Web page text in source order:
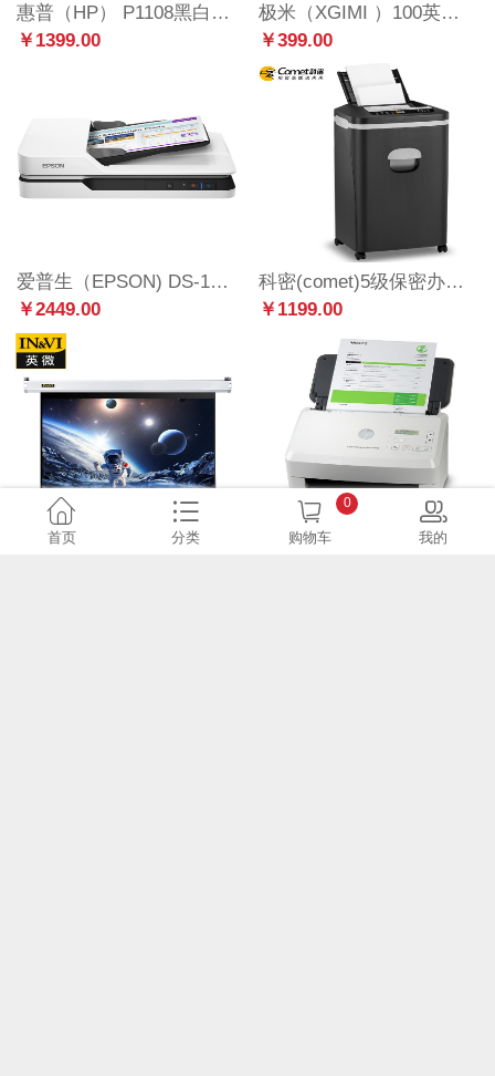
惠普（HP） P1108黑白激光打印机 A4打印 小型商用打印 升级型号104a/104w 同款体验型号P1106
￥1399.00
极米（XGIMI ）100英寸4:3电动幕布P139S（极米专业投影幕布 适用于多媒体教室/办公室/学校/家庭）
￥399.00
爱普生（EPSON) DS-1630 A4 ADF+平板 25ppm高速彩色文档扫描仪 自动进纸
￥2449.00
科密(comet)5级保密办公全自动碎纸机（全自动80张 手动8张 持续40分钟 25L 可碎卡、订书针）Z-700
￥1199.00
首页 分类 购物车
0
我的